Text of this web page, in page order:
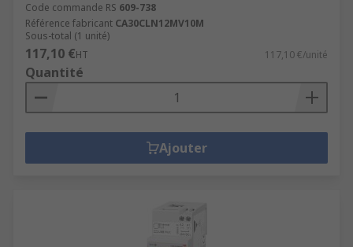
Code commande RS 609-738
Référence fabricant CA30CLN12MV10M
Sous-total (1 unité)
117,10 €HT 117,10 €/unité
Quantité
Ajouter